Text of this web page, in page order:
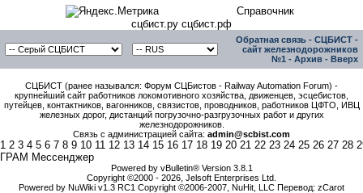
Справочник
сцбист.ру сцбист.рф
Обратная связь - СЦБИСТ -
сайт железнодорожников
№1 - Архив - Вверх
СЦБИСТ (ранее назывался: Форум СЦБистов - Railway Automation Forum) -
крупнейший сайт работников локомотивного хозяйства, движенцев, эсцебистов,
путейцев, контактников, вагонников, связистов, проводников, работников ЦФТО, ИВЦ
железных дорог, дистанций погрузочно-разгрузочных работ и других
железнодорожников.
Связь с администрацией сайта: admin@scbist.com
1 2 3 4 5 6 7 8 9 10 11 12 13 14 15 16 17 18 19 20 21 22 23 24 25 26 27 28
ГРАМ Мессенджер
Powered by vBulletin® Version 3.8.1
Copyright ©2000 - 2026, Jelsoft Enterprises Ltd.
Powered by NuWiki v1.3 RC1 Copyright ©2006-2007, NuHit, LLC Перевод: zCarot